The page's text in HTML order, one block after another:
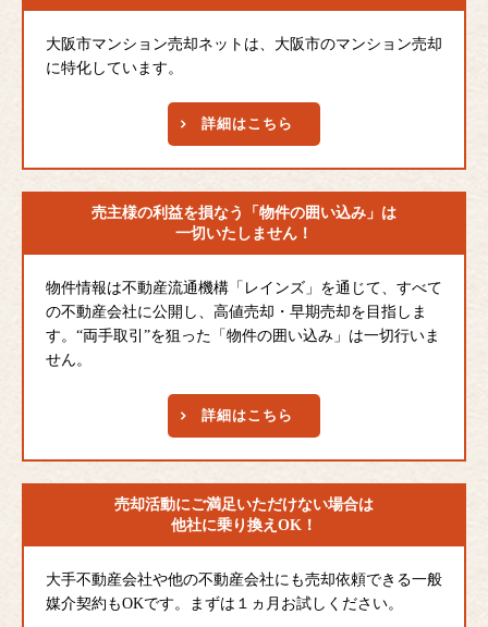
大阪市マンション売却ネットは、大阪市のマンション売却
に特化しています。
詳細はこちら
売主様の利益を損なう
「物件の囲い込み」は
一切いたしません！
物件情報は不動産流通機構「レインズ」を通じて、すべて
の不動産会社に公開し、高値売却・早期売却を目指しま
す。“両手取引”を狙った「物件の囲い込み」は一切行いま
せん。
詳細はこちら
売却活動にご満足いただけない場合は
他社に乗り換えOK！
大手不動産会社や他の不動産会社にも売却依頼できる一般
媒介契約もOKです。まずは１ヵ月お試しください。